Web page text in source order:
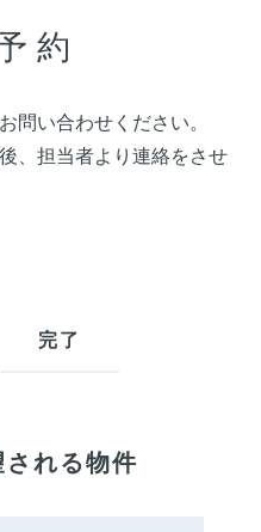
約
問い合わせください。
、担当者より連絡をさせ
完了
される物件